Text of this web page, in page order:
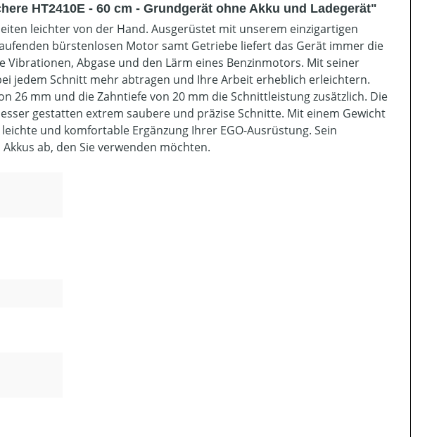
HT2410E - 60 cm - Grundgerät ohne Akku und Ladegerät"
leichter von der Hand. Ausgerüstet mit unserem einzigartigen
bürstenlosen Motor samt Getriebe liefert das Gerät immer die
Vibrationen, Abgase und den Lärm eines Benzinmotors. Mit seiner
jedem Schnitt mehr abtragen und Ihre Arbeit erheblich erleichtern.
26 mm und die Zahntiefe von 20 mm die Schnittleistung zusätzlich. Die
gestatten extrem saubere und präzise Schnitte. Mit einem Gewicht
und komfortable Ergänzung Ihrer EGO-Ausrüstung. Sein
ab, den Sie verwenden möchten.